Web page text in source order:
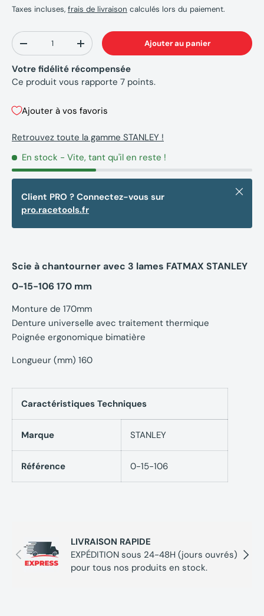
Taxes incluses, frais de livraison calculés lors du paiement.
Qté
-
+ Ajouter au panier
Votre fidélité récompensée
Ce produit vous rapporte 7 points.
Ajouter à vos favoris
Retrouvez toute la gamme STANLEY !
En stock - Vite, tant qu'il en reste !
Client PRO ? Connectez-vous sur
pro.racetools.fr
Fermer
Scie à chantourner avec 3 lames FATMAX STANLEY
0-15-106 170 mm
Monture de 170mm
Denture universelle avec traitement thermique
Poignée ergonomique bimatière
Longueur (mm) 160
Caractéristiques Techniques
Marque STANLEY
Référence 0-15-106
Précédent
LIVRAISON RAPIDE
EXPÉDITION sous 24-48H (jours ouvrés)
pour tous nos produits en stock.